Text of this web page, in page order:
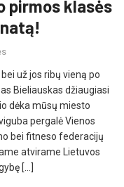
pirmos klasės
už jos ribų vieną po
Bieliauskas džiaugiasi
dėka mūsų miesto
pergalė Vienos
bei fitneso federacijų
atvirame Lietuvos
[…]